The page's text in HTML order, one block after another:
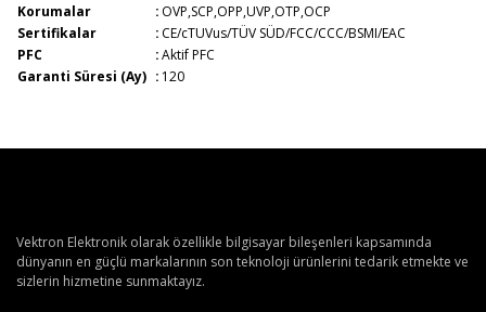
Korumalar
: OVP,SCP,OPP,UVP,OTP,OCP
Sertifikalar
: CE/cTUVus/TÜV SÜD/FCC/CCC/BSMI/EAC
PFC
:Aktif PFC
Garanti Süresi (Ay) : 120
Vektron Elektronik olarak özellikle bilgisayar bileşenleri kapsamında
dünyanın en güçlü markalarının son teknoloji ürünlerini tedarik etmekte ve
sizlerin hizmetine sunmaktayız.